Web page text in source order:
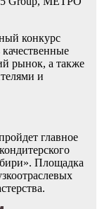
конкурс
рынок, а также
и
главное
Площадка